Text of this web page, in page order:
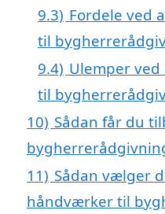
9.3) Fordele ved
til
9.4) Ulemper
til
10) Sådan får du
11) Sådan vælger
håndværker til